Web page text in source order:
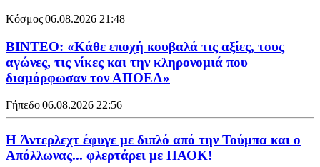
Κόσμος|06.08.2026 21:48
ΒΙΝΤΕΟ: «Κάθε εποχή κουβαλά τις αξίες, τους
αγώνες, τις νίκες και την κληρονομιά που
διαμόρφωσαν τον ΑΠΟΕΛ»
Γήπεδο|06.08.2026 22:56
H Άντερλεχτ έφυγε με διπλό από την Τούμπα και ο
Απόλλωνας... φλερτάρει με ΠΑΟΚ!